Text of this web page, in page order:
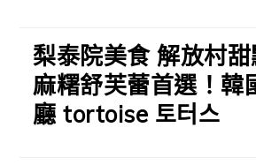
梨泰院美食 解放村甜
麻糬舒芙蕾首選！韓
廳 tortoise 토터스